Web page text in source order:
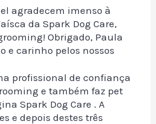
agradecem imenso à
da Spark Dog Care,
Obrigado, Paula
e carinho pelos nossos
profissional de confiança
e também faz pet
Spark Dog Care .A
e depois destes três